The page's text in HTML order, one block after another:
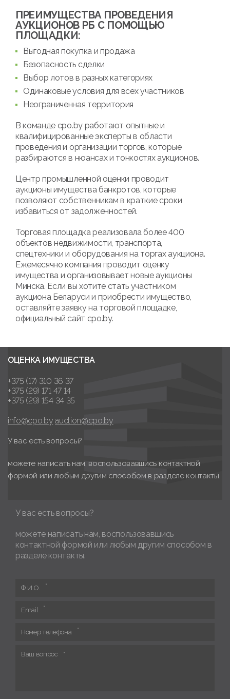
ПРЕИМУЩЕСТВА ПРОВЕДЕНИЯ
АУКЦИОНОВ РБ С ПОМОЩЬЮ
ПЛОЩАДКИ:
Выгодная покупка и продажа
Безопасность сделки
Выбор лотов в разных категориях
Одинаковые условия для всех участников
Неограниченная территория
В команде cpo.by работают опытные и
квалифицированные эксперты в области
проведения и организации торгов, которые
разбираются в нюансах и тонкостях аукционов.
Центр промышленной оценки проводит
аукционы имущества банкротов, которые
позволяют собственникам в краткие сроки
избавиться от задолженностей.
Торговая площадка реализовала более 400
объектов недвижимости, транспорта,
спецтехники и оборудования на торгах аукциона.
Ежемесячно компания проводит оценку
имущества и организовывает новые аукционы
Минска. Если вы хотите стать участником
аукциона Беларуси и приобрести имущество,
оставляйте заявку на торговой площадке,
официальный сайт cpo.by.
ОЦЕНКА ИМУЩЕСТВА
+375 (17) 310 36 37
+375 (29) 171 47 14
+375 (29) 154 34 35
info@cpo.by auction@cpo.by
У вас есть вопросы?
можете написать нам, воспользовавшись контактной
формой или любым другим способом в разделе контакты.
У вас есть вопросы?
можете написать нам, воспользовавшись
контактной формой или любым другим способом в
разделе контакты.
Ф.И.О.
Email
Номер телефона
Ваш вопрос